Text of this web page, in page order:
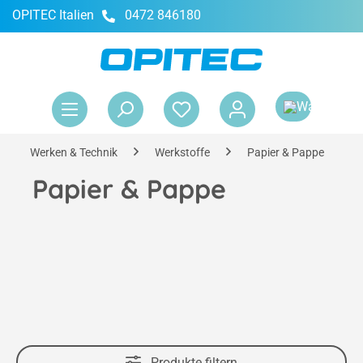
springen
OPITEC Italien 0472 846180
Werken & Technik Werkstoffe Papier & Pappe
Papier & Pappe